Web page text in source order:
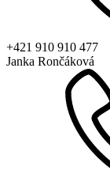
+421 910 910 477
Janka Rončáková